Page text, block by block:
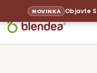
obsah
NOVINKA Objavte